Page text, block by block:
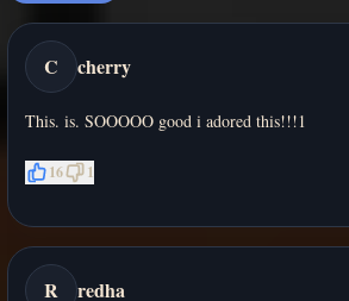
C cherry
This. is. SOOOOO good i adored this!!!1
16 1
R redha